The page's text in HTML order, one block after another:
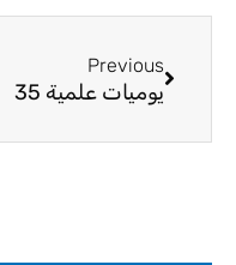
Previous
يوميات علمية 35